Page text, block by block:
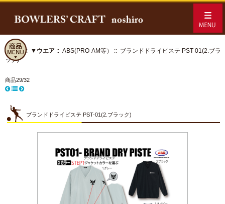
ホーム:: ▼ウエア :: ABS(PRO-AM等）
:: ブランドドライピステ PST-01(2.ブラ
ック)
商品29/32
ブランドドライピステ PST-01(2.ブラック)